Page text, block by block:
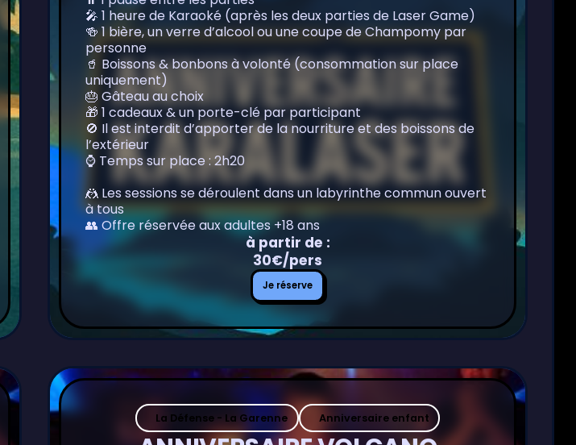
🎤 1 heure de Karaoké (après les deux parties de Laser Game)
🍻 1 bière, un verre d’alcool ou une coupe de Champomy par
personne
🥤 Boissons & bonbons à volonté (consommation sur place
uniquement)
🎂 Gâteau au choix
🎁 1 cadeaux & un porte-clé par participant
🚫 Il est interdit d’apporter de la nourriture et des boissons de
l’extérieur
⌚ Temps sur place : 2h20
🤼 Les sessions se déroulent dans un labyrinthe commun ouvert
à tous
👥 Offre réservée aux adultes +18 ans
à partir de :
30€/pers
Je
réserve
Je réserve
La Défense - La Garenne Anniversaire enfant